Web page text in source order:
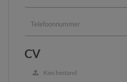
CV
Kies bestand